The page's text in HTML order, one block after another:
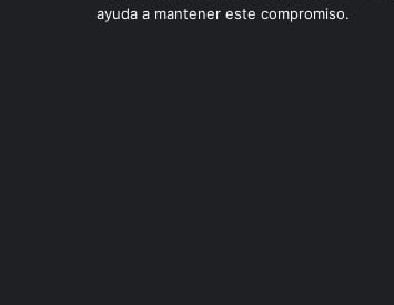
ayuda a mantener este compromiso.